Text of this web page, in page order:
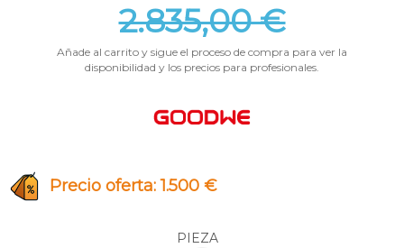
2.835,00 €
Añade al carrito y sigue el proceso de compra para ver la
disponibilidad y los precios para profesionales.
Precio oferta: 1.500 €
PIEZA